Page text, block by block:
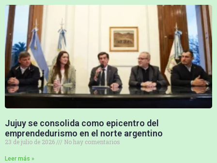
Jujuy se consolida como epicentro del
emprendedurismo en el norte argentino
23 de julio de 2026 No hay comentarios
Leer más »